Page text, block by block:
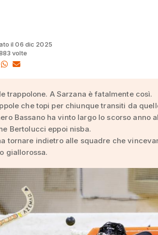
il 06 dic 2025
volte
trappolone. A Sarzana è fatalmente così.
che topi per chiunque transiti da
Bassano ha vinto largo lo scorso anno
Bertolucci eppoi nisba.
tornare indietro alle squadre che
giallorossa.